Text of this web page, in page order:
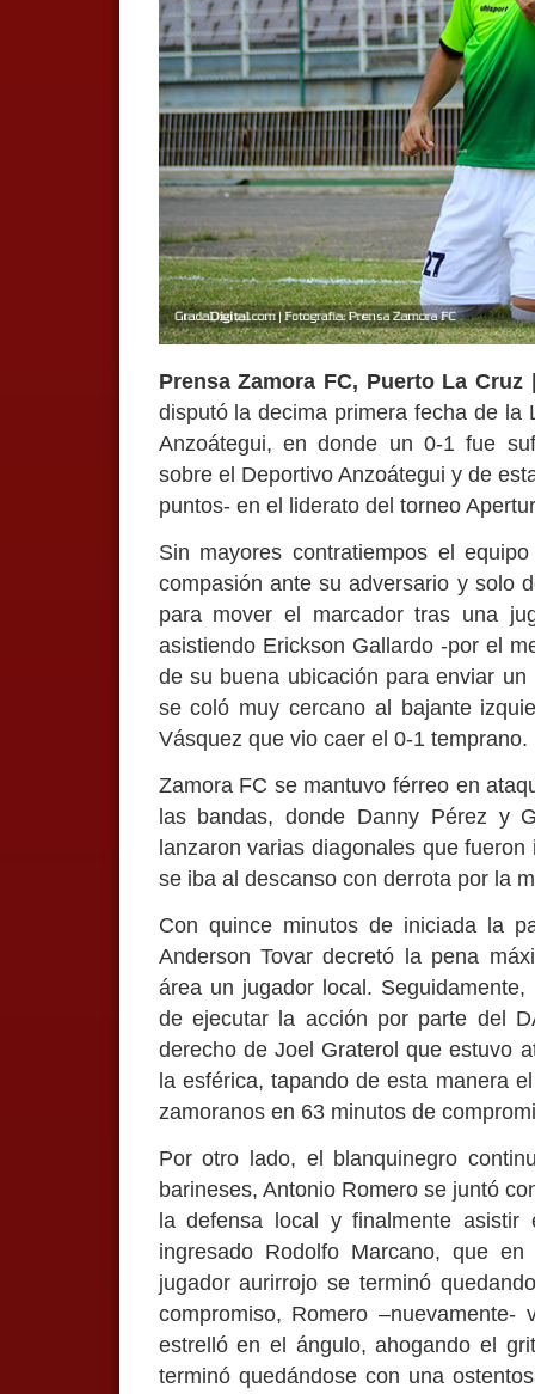
Prensa Zamora FC, Puerto La
disputó la decima primera fecha de la
Anzoátegui, en donde un 0-1 fue
sobre el Deportivo Anzoátegui y de
puntos- en el liderato del torneo
Sin mayores contratiempos el
compasión ante su adversario y solo
para mover el marcador tras una
asistiendo Erickson Gallardo -por el
de su buena ubicación para enviar
se coló muy cercano al bajante
Vásquez que vio caer el 0-1 temprano.
Zamora FC se mantuvo férreo en
las bandas, donde Danny Pérez y
lanzaron varias diagonales que
se iba al descanso con derrota por la
Con quince minutos de iniciada la
Anderson Tovar decretó la pena
área un jugador local.
de ejecutar la acción por parte del
derecho de Joel Graterol que estuvo
la esférica, tapando de esta manera
zamoranos en 63 minutos de
Por otro lado, el blanquinegro
barineses, Antonio Romero se juntó
la defensa local y finalmente
ingresado Rodolfo Marcano, que
jugador aurirrojo se terminó
compromiso, Romero
estrelló en el ángulo, ahogando el
terminó quedándose con una